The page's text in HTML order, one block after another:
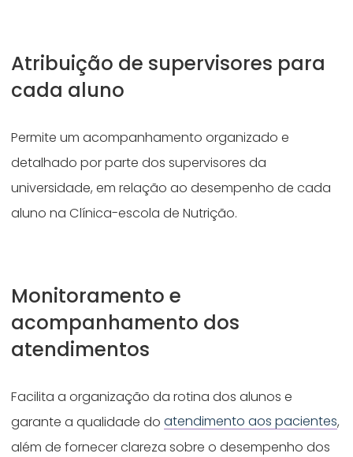
Atribuição de supervisores para
cada aluno
Permite um acompanhamento organizado e
detalhado por parte dos supervisores da
universidade, em relação ao desempenho de cada
aluno na Clínica-escola de Nutrição.
Monitoramento e
acompanhamento dos
atendimentos
Facilita a organização da rotina dos alunos e
garante a qualidade doatendimento aos pacientes,
além de fornecer clareza sobre o desempenho dos